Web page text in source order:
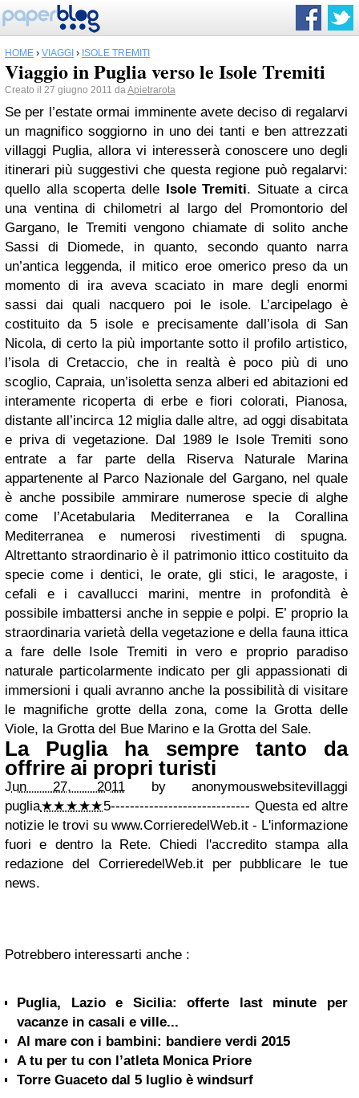
HOME › VIAGGI › ISOLE TREMITI
Viaggio in Puglia verso le Isole Tremiti
Creato il 27 giugno 2011 daApietrarota
Se per l’estate ormai imminente avete deciso di regalarvi
un magnifico soggiorno in uno dei tanti e ben attrezzati
villaggi Puglia, allora vi interesserà conoscere uno degli
itinerari più suggestivi che questa regione può regalarvi:
quello alla scoperta delle Isole Tremiti. Situate a circa
una ventina di chilometri al largo del Promontorio del
Gargano, le Tremiti vengono chiamate di solito anche
Sassi di Diomede, in quanto, secondo quanto narra
un’antica leggenda, il mitico eroe omerico preso da un
momento di ira aveva scaciato in mare degli enormi
sassi dai quali nacquero poi le isole. L’arcipelago è
costituito da 5 isole e precisamente dall’isola di San
Nicola, di certo la più importante sotto il profilo artistico,
l’isola di Cretaccio, che in realtà è poco più di uno
scoglio, Capraia, un’isoletta senza alberi ed abitazioni ed
interamente ricoperta di erbe e fiori colorati, Pianosa,
distante all’incirca 12 miglia dalle altre, ad oggi disabitata
e priva di vegetazione. Dal 1989 le Isole Tremiti sono
entrate a far parte della Riserva Naturale Marina
appartenente al Parco Nazionale del Gargano, nel quale
è anche possibile ammirare numerose specie di alghe
come l’Acetabularia Mediterranea e la Corallina
Mediterranea e numerosi rivestimenti di spugna.
Altrettanto straordinario è il patrimonio ittico costituito da
specie come i dentici, le orate, gli stici, le aragoste, i
cefali e i cavallucci marini, mentre in profondità è
possibile imbattersi anche in seppie e polpi. E’ proprio la
straordinaria varietà della vegetazione e della fauna ittica
a fare delle Isole Tremiti in vero e proprio paradiso
naturale particolarmente indicato per gli appassionati di
immersioni i quali avranno anche la possibilità di visitare
le magnifiche grotte della zona, come la Grotta delle
Viole, la Grotta del Bue Marino e la Grotta del Sale.
La Pugliaha sempre tanto da
offrire ai propri turisti
Jun 27, 2011 by anonymouswebsitevillaggi
puglia★★★★★5----------------------------- Questa ed altre
notizie le trovi su www.CorrieredelWeb.it - L'informazione
fuori e dentro la Rete. Chiedi l'accredito stampa alla
redazione del CorrieredelWeb.it per pubblicare le tue
news.
Potrebbero interessarti anche :
Puglia, Lazio e Sicilia: offerte last minute per
vacanze in casali e ville...
Al mare con i bambini: bandiere verdi 2015
A tu per tu con l’atleta Monica Priore
Torre Guaceto dal 5 luglio è windsurf